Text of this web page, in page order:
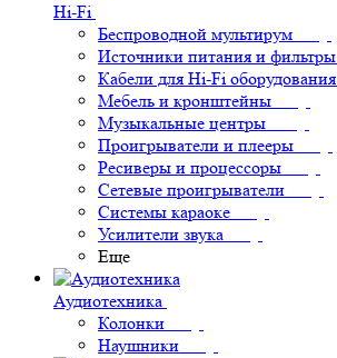
Hi-Fi
Беспроводной мультирум
Источники питания и фильтры
Кабели для Hi-Fi оборудования
Мебель и кронштейны
Музыкальные центры
Проигрыватели и плееры
Ресиверы и процессоры
Сетевые проигрыватели
Системы караоке
Усилители звука
Еще
Аудиотехника
Колонки
Наушники